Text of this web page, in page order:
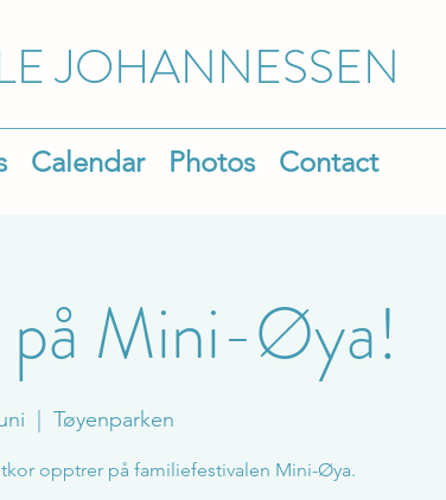
JOHANNESSEN
Calendar Photos Contact
på Mini-Øya!
Tøyenparken
opptrer på familiefestivalen Mini-Øya.